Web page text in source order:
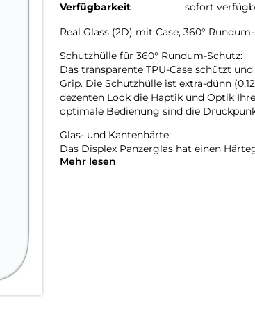
Verfügbarkeit
sofort
Real Glass (2D) mit Case, 360°
Schutzhülle für 360° Rundum-Schutz:
Das transparente TPU-Case schützt
Grip. Die Schutzhülle ist extra-dünn
dezenten Look die Haptik und Optik
optimale Bedienung sind die
Glas- und Kantenhärte:
Das Displex Panzerglas hat einen
bruch-, und stoßfester als
Mehr lesen